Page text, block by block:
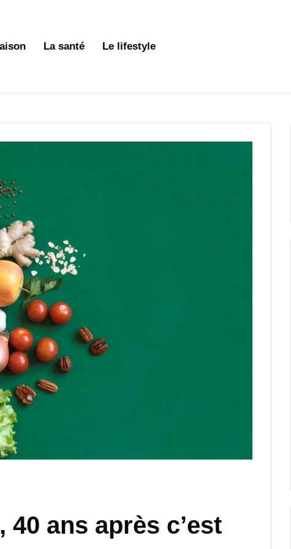
La santé Le lifestyle
ans après c’est